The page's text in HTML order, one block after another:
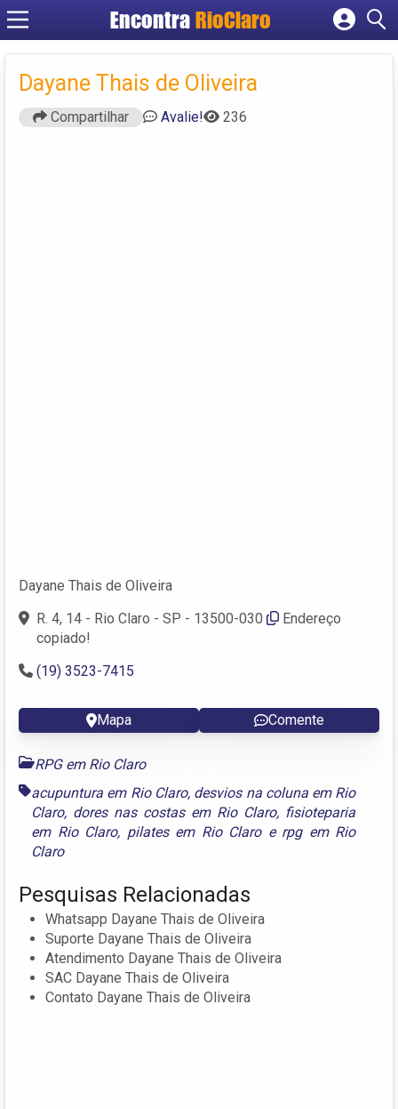
Encontra RioClaro
Cadastrar empresa
Criar conta
Dayane Thais de Oliveira
Compartilhar Avalie! 236
Dayane Thais de Oliveira
R. 4, 14 - Rio Claro - SP - 13500-030
Endereço
copiado!
(19) 3523-7415
Mapa Comente
RPG em Rio Claro
acupuntura em Rio Claro, desvios na coluna em Rio
Claro, dores nas costas em Rio Claro, fisioteparia
em Rio Claro, pilates em Rio Claroe rpg em Rio
Claro
Pesquisas Relacionadas
Whatsapp Dayane Thais de Oliveira
Suporte Dayane Thais de Oliveira
Atendimento Dayane Thais de Oliveira
SAC Dayane Thais de Oliveira
Contato Dayane Thais de Oliveira